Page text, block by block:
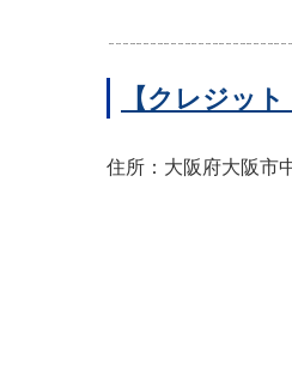
【クレジッ
住所：大阪府大阪市